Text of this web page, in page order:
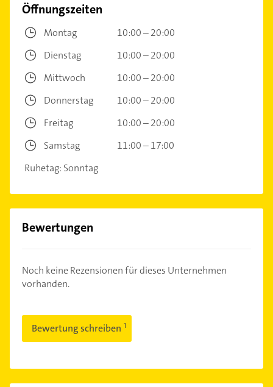
Öffnungszeiten
Montag
10:00 – 20:00
Dienstag
10:00 – 20:00
Mittwoch
10:00 – 20:00
Donnerstag
10:00 – 20:00
Freitag
10:00 – 20:00
Samstag
11:00 – 17:00
Ruhetag: Sonntag
Bewertungen
Noch keine Rezensionen für dieses Unternehmen
vorhanden.
Bewertung schreiben